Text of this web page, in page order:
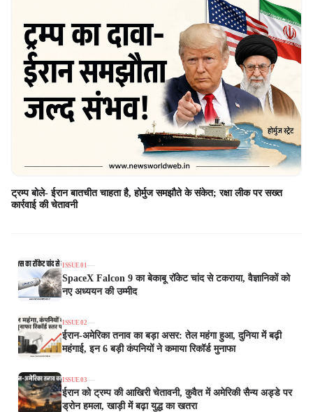
ट्रम्प बोले- ईरान बातचीत चाहता है, होर्मुज समझौते के संकेत; रक्षा लीक पर सख्त
कार्रवाई की चेतावनी
ISSUE 0 1
SpaceX Falcon 9 का बेकाबू रॉकेट चांद से टकराया, वैज्ञानिकों को
नए अध्ययन की उम्मीद
ISSUE 02
ईरान-अमेरिका तनाव का बड़ा असर: तेल महंगा हुआ, दुनिया में बढ़ी
महंगाई, इन 6 बड़ी कंपनियों ने कमाया रिकॉर्ड मुनाफा
ISSUE 03
ईरान को ट्रम्प की आखिरी चेतावनी, कुवैत में अमेरिकी सैन्य अड्डे पर
ड्रोन हमला, खाड़ी में बढ़ा युद्ध का खतरा